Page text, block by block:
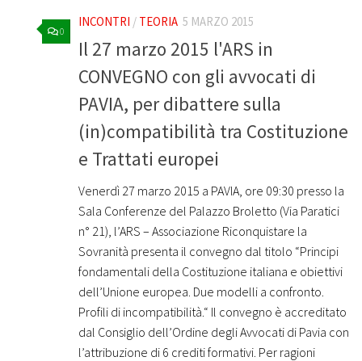
0
INCONTRI / TEORIA 5 MARZO 2015
Il 27 marzo 2015 l'ARS in
CONVEGNO con gli avvocati di
PAVIA, per dibattere sulla
(in)compatibilità tra Costituzione
e Trattati europei
Venerdì 27 marzo 2015 a PAVIA, ore 09:30 presso la
Sala Conferenze del Palazzo Broletto (Via Paratici
n° 21), l’ARS – Associazione Riconquistare la
Sovranità presenta il convegno dal titolo “Principi
fondamentali della Costituzione italiana e obiettivi
dell’Unione europea. Due modelli a confronto.
Profili di incompatibilità.“ Il convegno è accreditato
dal Consiglio dell’Ordine degli Avvocati di Pavia con
l’attribuzione di 6 crediti formativi. Per ragioni